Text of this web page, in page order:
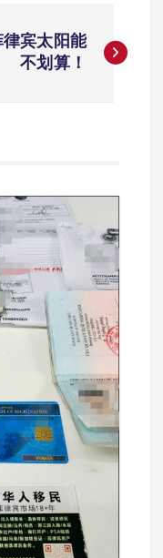
律宾太阳能
不划算！